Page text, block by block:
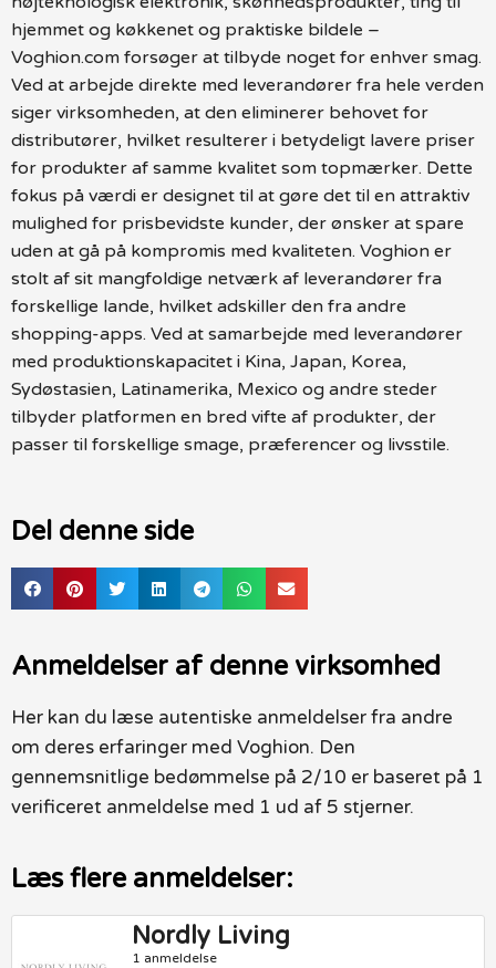
hjemmet og køkkenet og praktiske bildele –
Voghion.com forsøger at tilbyde noget for enhver smag.
Ved at arbejde direkte med leverandører fra hele verden
siger virksomheden, at den eliminerer behovet for
distributører, hvilket resulterer i betydeligt lavere priser
for produkter af samme kvalitet som topmærker. Dette
fokus på værdi er designet til at gøre det til en attraktiv
mulighed for prisbevidste kunder, der ønsker at spare
uden at gå på kompromis med kvaliteten. Voghion er
stolt af sit mangfoldige netværk af leverandører fra
forskellige lande, hvilket adskiller den fra andre
shopping-apps. Ved at samarbejde med leverandører
med produktionskapacitet i Kina, Japan, Korea,
Sydøstasien, Latinamerika, Mexico og andre steder
tilbyder platformen en bred vifte af produkter, der
passer til forskellige smage, præferencer og livsstile.
Del denne side
Anmeldelser af denne virksomhed
Her kan du læse autentiske anmeldelser fra andre
om deres erfaringer med Voghion. Den
gennemsnitlige bedømmelse på 2/10 er baseret på 1
verificeret anmeldelse med 1 ud af 5 stjerner.
Læs flere anmeldelser:
Nordly Living
1 anmeldelse